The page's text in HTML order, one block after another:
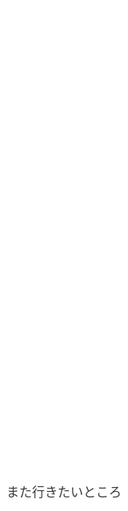
た行きたいところ